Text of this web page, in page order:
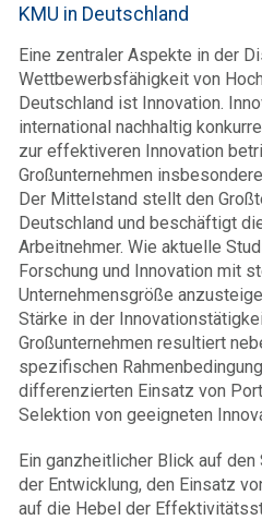
KMU in Deutschland
Eine zentraler Aspekte in der
Wettbewerbsfähigkeit von
Deutschland ist Innovation.
international nachhaltig
zur effektiveren Innovation
Großunternehmen
Der Mittelstand stellt den
Deutschland und beschäftigt
Arbeitnehmer. Wie aktuelle
Forschung und Innovation mit
Unternehmensgröße
Stärke in der
Großunternehmen resultiert
spezifischen
differenzierten Einsatz von
Selektion von geeigneten
Ein ganzheitlicher Blick auf
der Entwicklung, den Einsatz
auf die Hebel der